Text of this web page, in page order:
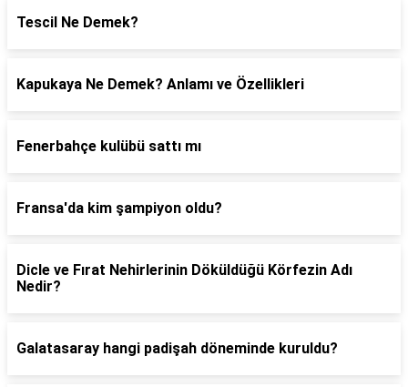
Tescil Ne Demek?
Kapukaya Ne Demek? Anlamı ve Özellikleri
Fenerbahçe kulübü sattı mı
Fransa'da kim şampiyon oldu?
Dicle ve Fırat Nehirlerinin Döküldüğü Körfezin Adı
Nedir?
Galatasaray hangi padişah döneminde kuruldu?